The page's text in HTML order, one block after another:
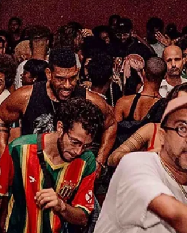
a cidade do Rio de Janeiro Ouça a Trilha Sonora
A menos de um mês